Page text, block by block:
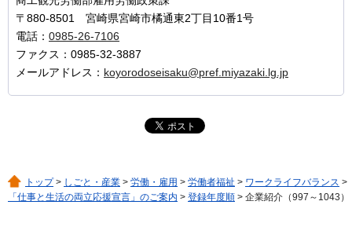
〒880-8501 宮崎県宮崎市橘通東2丁目10番1号
電話： 0985-26-7106
ファクス：0985-32-3887
メールアドレス： koyorodoseisaku@pref.miyazaki.lg.jp
トップ> しごと・産業 > 労働・雇用 > 労働者福祉 > ワークライフバランス >
「仕事と生活の両立応援宣言」のご案内 > 登録年度順 > 企業紹介（997～1043）